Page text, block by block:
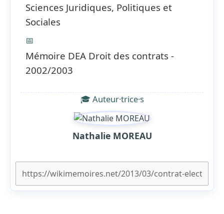
Sciences Juridiques, Politiques et
Sociales
📅
Mémoire DEA Droit des contrats -
2002/2003
🎓 Auteur·trice·s
Nathalie MOREAU